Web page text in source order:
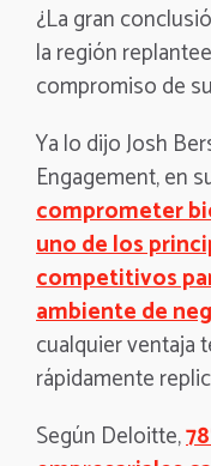
¿La gran
la región
compromiso de
Ya lo dijo Josh
Engagement, en
comprometer
uno de los
competitivos
ambiente de
cualquier ventaja
rápidamente
Según Deloitte,